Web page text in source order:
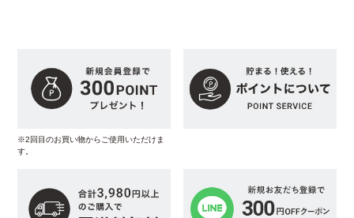
※2回目のお買い物からご使用いただけま
す。